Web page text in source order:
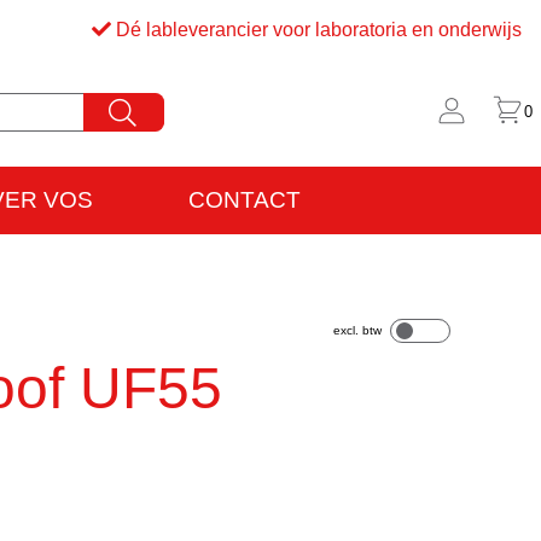
Dé lableverancier voor laboratoria en onderwijs
0
VOS CONTACT
UF55